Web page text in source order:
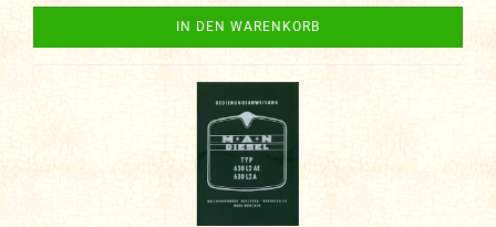
IN DEN WARENKORB